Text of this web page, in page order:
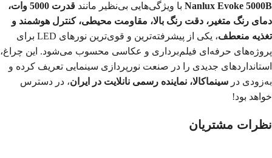
Nanlux Evoke 5000B با ویژگی‌هایی بی‌نظیر مانند
قدرت 5000 وات،
دمای رنگ متغیر، دقت رنگ بالا، مقاومت محیطی، کنترل هوشمند و
تغذیه منعطف
، یکی از پیشرفته‌ترین و قوی‌ترین نورهای LED برای
پروژه‌های حرفه‌ای فیلم‌برداری و عکاسی محسوب می‌شود. این چراغ،
استانداردهای جدیدی را در صنعت نورپردازی سینمایی تعریف کرده و
به‌زودی در سینماکالا، نماینده رسمی نانلایت در ایران، در دسترس
خواهد بود!
نظرات مشتریان